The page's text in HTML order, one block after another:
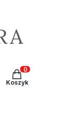
Produkty w
Koszyk